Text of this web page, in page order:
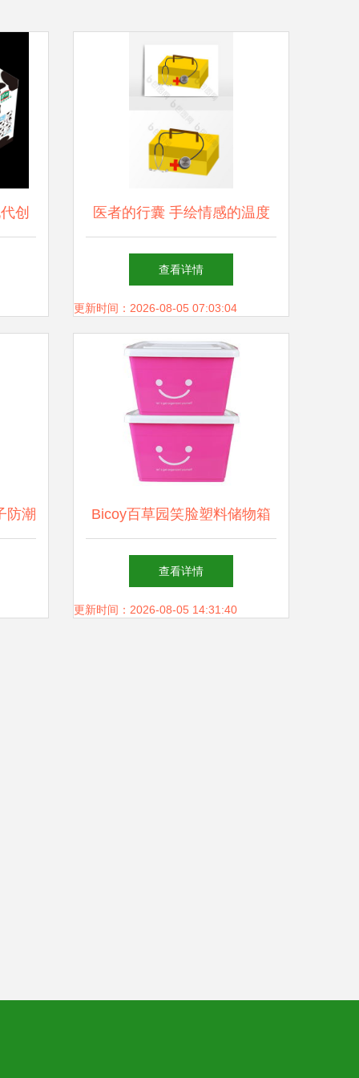
创 医者的行囊 手绘情感的温度
与医学的重担
查看详情
更新时间：2026-08-05 07:03:04
防潮 Bicoy百草园笑脸塑料储物箱
收纳整理的新风尚
查看详情
更新时间：2026-08-05 14:31:40